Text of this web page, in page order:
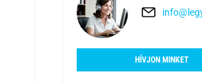
HÍVJON MINKET